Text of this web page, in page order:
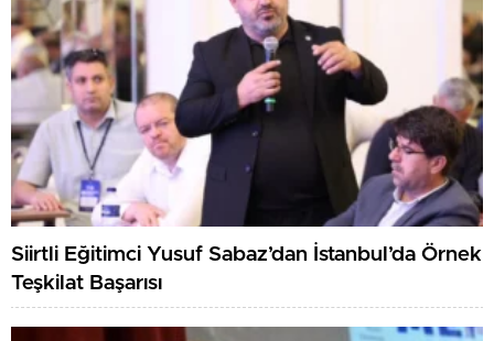
Siirtli Eğitimci Yusuf Sabaz’dan İstanbul’da Örnek
Teşkilat Başarısı